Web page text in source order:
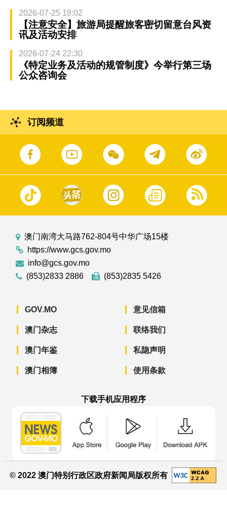
2026-07-25 18:02
【注意安全】旅游局提醒旅客密切留意台风资
讯及活动安排
2026-07-24 22:30
《特定业务及活动的规管制度》今举行第三场
公众咨询会
订阅频道
澳门南湾大马路762-804号中华广场15楼
https://www.gcs.gov.mo
info@gcs.gov.mo
(853)2833 2886
(853)2835 5426
GOV.MO
澳门杂志
澳门年鉴
澳门相簿
意见信箱
联络我们
私隐声明
使用条款
下载手机应用程序
© 2022 澳门特别行政区政府新闻局版权所有